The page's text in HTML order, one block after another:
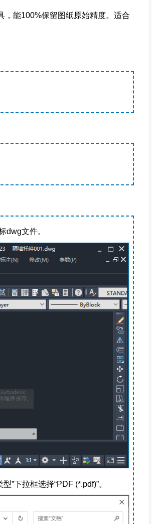
能100%保留图纸原始精度。适合
dwg文件。
”下拉框选择“PDF (*.pdf)”。